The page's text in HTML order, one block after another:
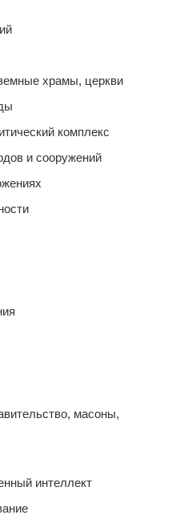
храмы, церкви
комплекс
и сооружений
масоны,
интеллект